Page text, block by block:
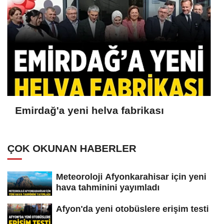
Emirdağ'a yeni helva fabrikası
ÇOK OKUNAN HABERLER
Meteoroloji Afyonkarahisar için yeni
hava tahminini yayımladı
Afyon'da yeni otobüslere erişim testi